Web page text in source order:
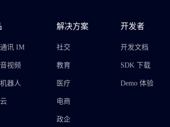
讯 IM
视频
器人
解决方案
社交
教育
医疗
电商
政企
开发者
开发文档
SDK 下载
Demo 体验